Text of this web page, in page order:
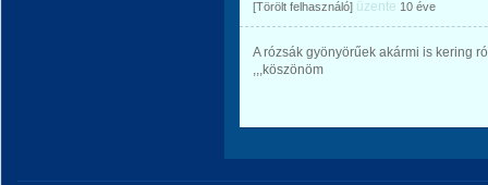
[Törölt felhasználó] üzente 10 éve
A rózsák gyönyörűek akármi is kering
,,,köszönöm